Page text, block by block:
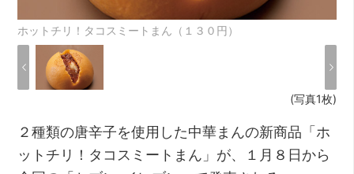
ホットチリ！タコスミートまん（１３０円）
(写真1枚)
２種類の唐辛子を使用した中華まんの新商品「ホ
ットチリ！タコスミートまん」が、１月８日から